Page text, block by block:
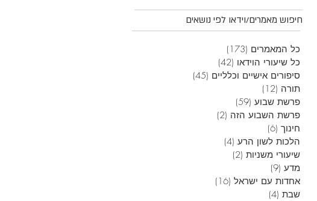
חיפוש מאמרים/וידאו לפי נושאים
כל המאמרים (173)
כל שיעורי הוידאו (42)
סיפורים אישיים וכלליים (45)
תורה (12)
פרשת שבוע (59)
פרשת השבוע הזה (2)
חינוך (6)
הלכות לשון הרע (4)
שיעורי משניות (2)
מדע (9)
אחדות עם ישראל (16)
שבת (4)